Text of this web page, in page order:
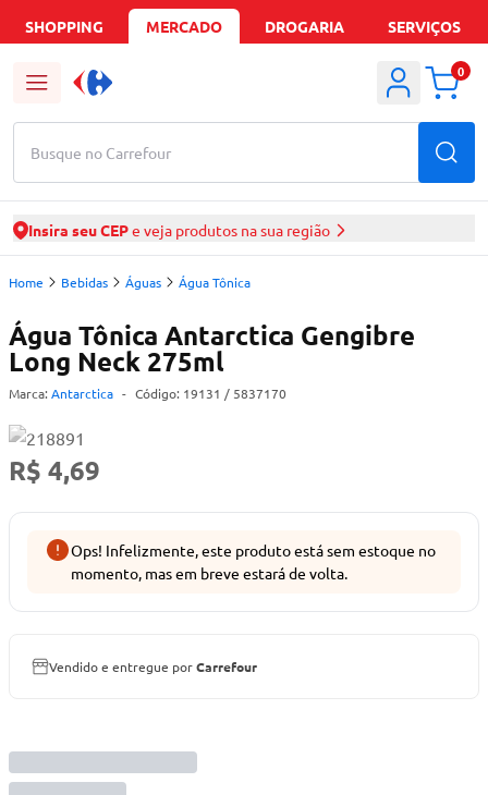
SHOPPING MERCADO DROGARIA SERVIÇOS
Busque no Carrefour
0
Insira seu CEPe veja produtos na sua região
Home Bebidas Águas Água Tônica
Água Tônica Antarctica Gengibre
Long Neck 275ml
Marca: Antarctica - Código: 19131 / 5837170
R$ 4,69
Ops! Infelizmente, este produto está sem estoque no
momento, mas em breve estará de volta.
Vendido e entregue porCarrefour